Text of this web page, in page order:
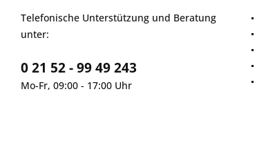
Telefonische Unterstützung und Beratung
unter:
0 21 52 - 99 49 243
Mo-Fr, 09:00 - 17:00 Uhr